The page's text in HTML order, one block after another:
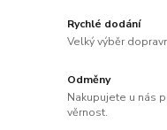
Rychlé dodání
Velký výběr
Odměny
Nakupujete u nás
věrnost.